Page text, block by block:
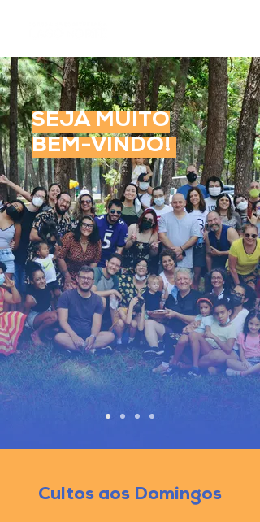
SEJA MUITO
BEM-VINDO!
Cultos aos Domingos